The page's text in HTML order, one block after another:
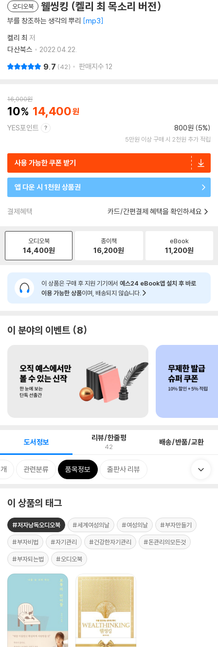
오디오북 웰씽킹 (켈리 최 목소리 버전)
부를 창조하는 생각의 뿌리 mp3
켈리 최 저
다산북스
2022.04.22.
9.7 42 판매지수 12
16,000원
10 14,400
YES포인트 800원 (5%)
5만원 이상 구매 시 2천원 추가 적립
사용 가능한 쿠폰 받기
앱 다운 시 1천원 상품권
결제혜택 카드/간편결제 혜택을 확인하세요
오디오북
14,400원
종이책
16,200원
eBook
11,200원
이 상품은 구매 후 지원 기기에서 예스24 eBook앱 설치 후 바로
이용 가능한 상품이며, 배송되지 않습니다.
이 분야의 이벤트 8
도서정보 리뷰/한줄평
42 배송/반품/교환
관련분류 품목정보 출판사 리뷰
이 상품의 태그
#저자낭독오디오북 #세계여성의날 #여성의날 #부자만들기
#부자비법 #자기관리 #건강한자기관리 #돈관리의모든것
#부자되는법 #오디오북